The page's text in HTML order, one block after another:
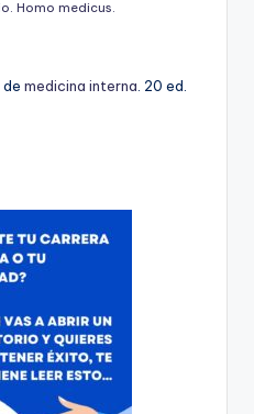
Homo medicus.
de medicina interna . 20 ed.